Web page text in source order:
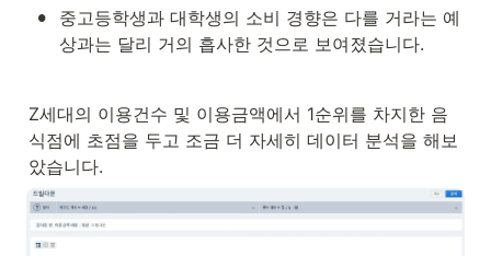
•
중고등학생과 대학생의 소비 경향은 다를 거라는 예
상과는 달리 거의 흡사한 것으로 보여졌습니다.
Z세대의 이용건수 및 이용금액에서 1순위를 차지한 음
식점에 초점을 두고 조금 더 자세히 데이터 분석을 해보
았습니다.